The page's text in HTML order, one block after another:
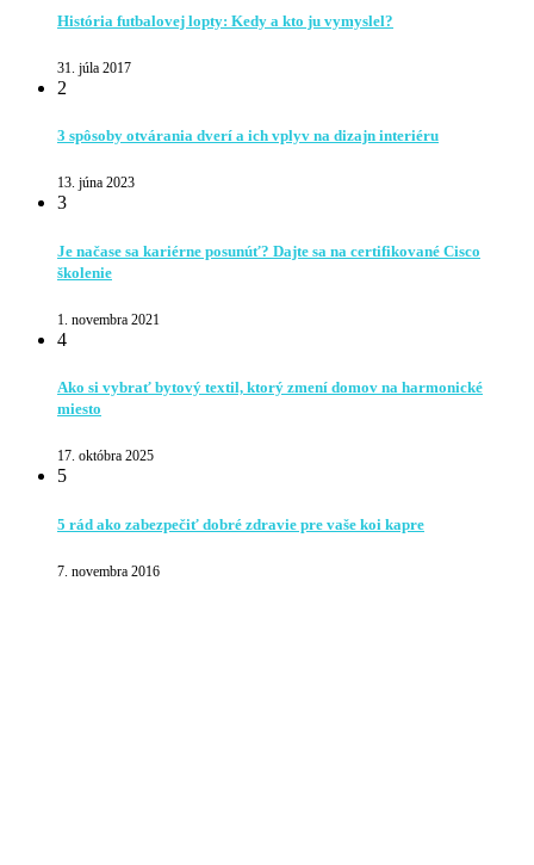
História futbalovej lopty: Kedy a kto ju vymyslel?
31. júla 2017
2
3 spôsoby otvárania dverí a ich vplyv na dizajn interiéru
13. júna 2023
3
Je načase sa kariérne posunúť? Dajte sa na certifikované Cisco
školenie
1. novembra 2021
4
Ako si vybrať bytový textil, ktorý zmení domov na harmonické
miesto
17. októbra 2025
5
5 rád ako zabezpečiť dobré zdravie pre vaše koi kapre
7. novembra 2016